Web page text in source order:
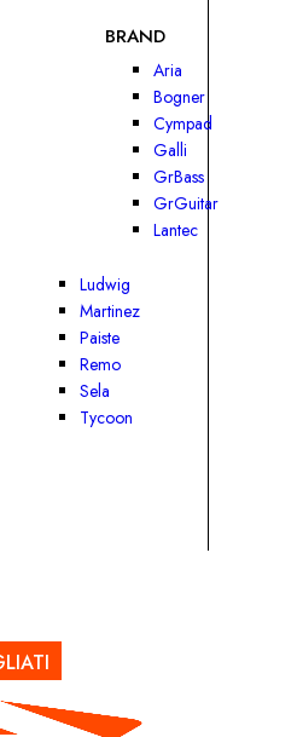
BRAND
Aria
Bogner
Cympad
Galli
GrBass
GrGuitar
Lantec
Ludwig
Martinez
Paiste
Remo
Sela
Tycoon